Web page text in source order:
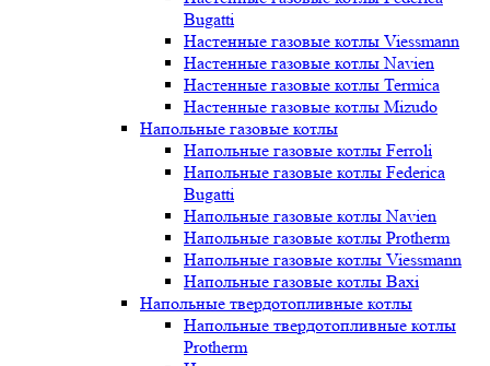
Bugatti
Настенные газовые котлы Viessmann
Настенные газовые котлы Navien
Настенные газовые котлы Termica
Настенные газовые котлы Mizudo
Напольные газовые котлы
Напольные газовые котлы Ferroli
Напольные газовые котлы Federica
Bugatti
Напольные газовые котлы Navien
Напольные газовые котлы Protherm
Напольные газовые котлы Viessmann
Напольные газовые котлы Baxi
Напольные твердотопливные котлы
Напольные твердотопливные котлы
Protherm